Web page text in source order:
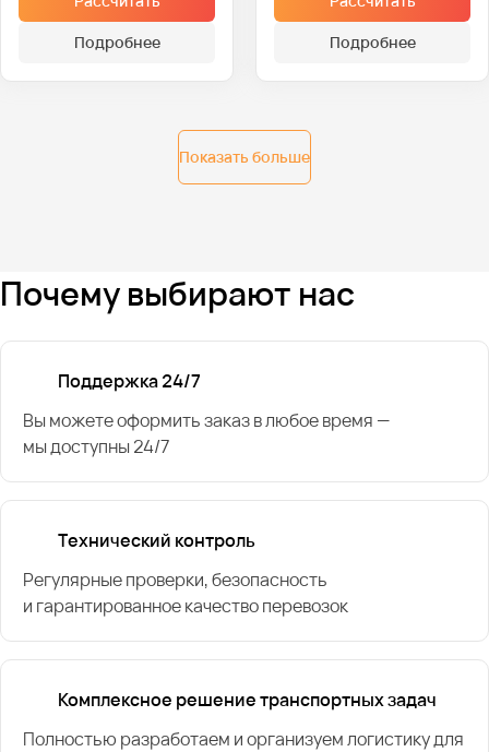
Подробнее
Подробнее
Показать больше
Почему выбирают нас
Поддержка 24/7
Вы можете оформить заказ в любое время —
мы доступны 24/7
Технический контроль
Регулярные проверки, безопасность
и гарантированное качество перевозок
Комплексное решение транспортных задач
Полностью разработаем и организуем логистику для